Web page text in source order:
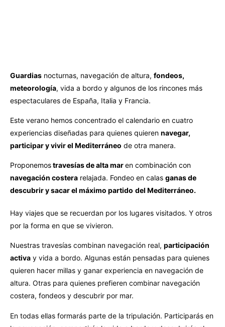
Guardias nocturnas, navegación de altura, fondeos,
meteorología, vida a bordo y algunos de los rincones más
espectaculares de España, Italia y Francia.
Este verano hemos concentrado el calendario en cuatro
experiencias diseñadas para quienes quieren navegar,
participar y vivir el Mediterráneo de otra manera.
Proponemostravesías de alta maren combinación con
navegación costera relajada. Fondeo en calas ganas de
descubrir y sacar el máximo partido del Mediterráneo.
Hay viajes que se recuerdan por los lugares visitados. Y otros
por la forma en que se vivieron.
Nuestras travesías combinan navegación real, participación
activa y vida a bordo. Algunas están pensadas para quienes
quieren hacer millas y ganar experiencia en navegación de
altura. Otras para quienes prefieren combinar navegación
costera, fondeos y descubrir por mar.
En todas ellas formarás parte de la tripulación. Participarás en